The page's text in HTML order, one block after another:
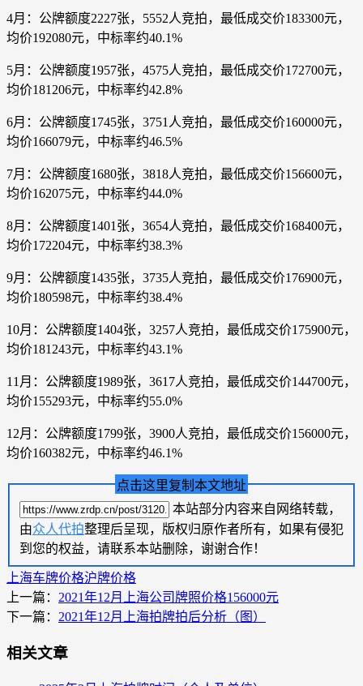
4月：公牌额度2227张，5552人竞拍，最低成交价183300元，
均价192080元，中标率约40.1%
5月：公牌额度1957张，4575人竞拍，最低成交价172700元，
均价181206元，中标率约42.8%
6月：公牌额度1745张，3751人竞拍，最低成交价160000元，
均价166079元，中标率约46.5%
7月：公牌额度1680张，3818人竞拍，最低成交价156600元，
均价162075元，中标率约44.0%
8月：公牌额度1401张，3654人竞拍，最低成交价168400元，
均价172204元，中标率约38.3%
9月：公牌额度1435张，3735人竞拍，最低成交价176900元，
均价180598元，中标率约38.4%
10月：公牌额度1404张，3257人竞拍，最低成交价175900元，
均价181243元，中标率约43.1%
11月：公牌额度1989张，3617人竞拍，最低成交价144700元，
均价155293元，中标率约55.0%
12月：公牌额度1799张，3900人竞拍，最低成交价156000元，
均价160382元，中标率约46.1%
点击这里复制本文地址
本站部分内容来自网络转载，
由众人代拍整理后呈现，版权归原作者所有，如果有侵犯
到您的权益，请联系本站删除，谢谢合作！
上海车牌价格沪牌价格
上一篇： 2021年12月上海公司牌照价格156000元
下一篇： 2021年12月上海拍牌拍后分析（图）
相关文章